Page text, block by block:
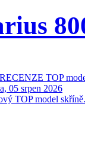
TOP
05 srpen 2026
TOP model